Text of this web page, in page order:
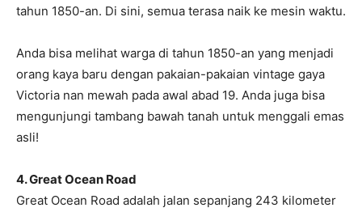
tahun 1850-an. Di sini, semua terasa naik ke mesin waktu.
Anda bisa melihat warga di tahun 1850-an yang menjadi
orang kaya baru dengan pakaian-pakaian vintage gaya
Victoria nan mewah pada awal abad 19. Anda juga bisa
mengunjungi tambang bawah tanah untuk menggali emas
asli!
4. Great Ocean Road
Great Ocean Road adalah jalan sepanjang 243 kilometer